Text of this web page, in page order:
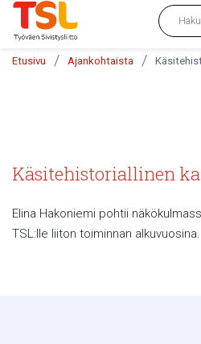
Etusivu / Ajankohtaista /
Käsitehistoriallinen
Elina Hakoniemi pohtii
TSL:lle liiton toiminnan alkuvuosina.